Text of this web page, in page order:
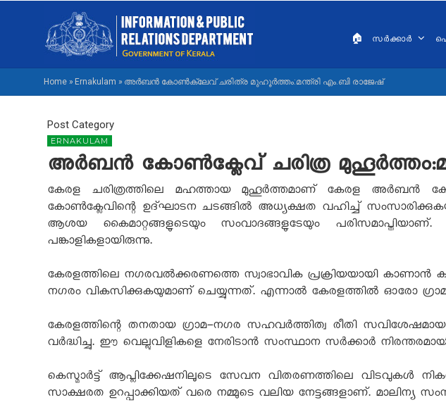
NAVIGATION
🏠 സർക്കാർ
BREADCRUMB
Home » Ernakulam » അർബൻ കോൺക്ലേവ് ചരിത്ര മുഹൂർത്തം:മന്ത്രി എം.ബി രാജേഷ്
Post Category
ERNAKULAM
അർബൻ കോൺക്ലേവ് ചരിത്ര
കേരള ചരിത്രത്തിലെ മഹത്തായ മുഹൂർത്തമാണ് കേരള അർബൻ
കോൺക്ലേവിന്റെ ഉദ്ഘാടന ചടങ്ങിൽ അധ്യക്ഷത വഹിച്ച്
ആശയ കൈമാറ്റങ്ങളുടെയും സംവാദങ്ങളുടേയും
പങ്കാളികളായിരുന്നു.
കേരളത്തിലെ നഗരവൽക്കരണത്തെ സ്വാഭാവിക പ്രക്രിയയായി കാണാൻ
നഗരം വികസിക്കുകയുമാണ് ചെയ്യുന്നത്. എന്നാൽ കേരളത്തിൽ ഓരോ
കേരളത്തിന്റെ തനതായ ഗ്രാമ-നഗര സഹവർത്തിത്വ രീതി
വർദ്ധിച്ചു. ഈ വെല്ലുവിളികളെ നേരിടാൻ സംസ്ഥാന സർക്കാർ
കെസ്മാർട്ട് ആപ്ലിക്കേഷനിലൂടെ സേവന വിതരണത്തിലെ വിടവുകൾ
സാക്ഷരത ഉറപ്പാക്കിയത് വരെ നമ്മുടെ വലിയ നേട്ടങ്ങളാണ്. മാലിന്യ